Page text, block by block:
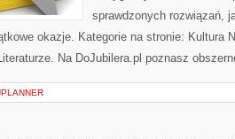
sprawdzonych rozwiązań,
okazje. Kategorie na stronie: Kultura
Na DoJubilera.pl poznasz